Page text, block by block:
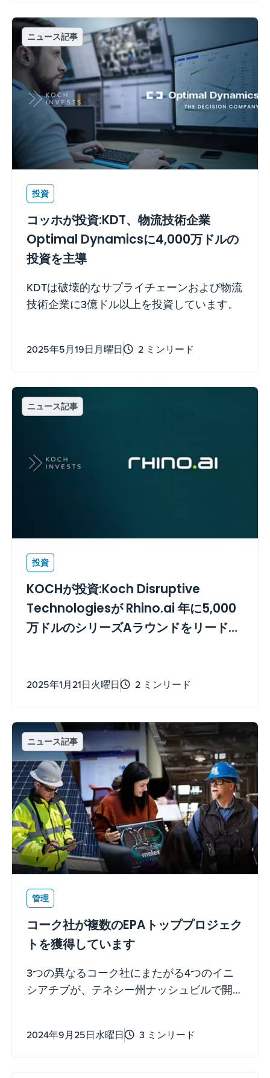
ニュース記事
投資
コッホが投資:KDT、物流技術企業
Optimal Dynamicsに4,000万ドルの
投資を主導
KDTは破壊的なサプライチェーンおよび物流
技術企業に3億ドル以上を投資しています。
2025年5月19日月曜日 2 ミンリード
ニュース記事
投資
KOCHが投資:Koch Disruptive
Technologiesが Rhino.ai 年に5,000
万ドルのシリーズAラウンドをリード
2025年1月21日火曜日 2 ミンリード
ニュース記事
管理
コーク社が複数のEPAトッププロジェク
トを獲得しています
3つの異なるコーク社にまたがる4つのイニ
シアチブが、テネシー州ナッシュビルで開
プロジェクトとして最近認定されました。
2024年9月25日水曜日 3 ミンリード